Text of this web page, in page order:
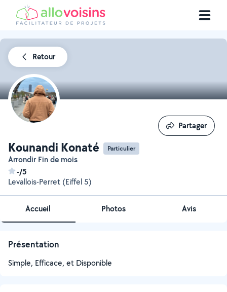
Retour
Kounandi Konaté Particulier
Arrondir Fin de mois
-/5
Levallois-Perret (Eiffel 5)
Partager
Partager
Accueil Photos Avis
Présentation
Simple, Efficace, et Disponible